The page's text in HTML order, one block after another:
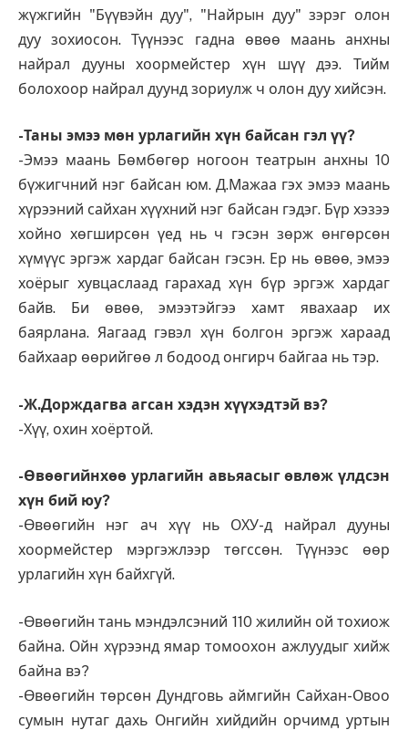
жүжгийн "Бүүвэйн дуу", "Найрын дуу" зэрэг олон
дуу зохиосон. Түүнээс гадна өвөө маань анхны
найрал дууны хоормейстер хүн шүү дээ. Тийм
болохоор найрал дуунд зориулж ч олон дуу хийсэн.
-Таны эмээ мөн урлагийн хүн байсан гэл үү?
-Эмээ маань Бөмбөгөр ногоон театрын анхны 10
бүжигчний нэг байсан юм. Д.Мажаа гэх эмээ маань
хүрээний сайхан хүүхний нэг байсан гэдэг. Бүр хэзээ
хойно хөгширсөн үед нь ч гэсэн зөрж өнгөрсөн
хүмүүс эргэж хардаг байсан гэсэн. Ер нь өвөө, эмээ
хоёрыг хувцаслаад гарахад хүн бүр эргэж хардаг
байв. Би өвөө, эмээтэйгээ хамт явахаар их
баярлана. Яагаад гэвэл хүн болгон эргэж хараад
байхаар өөрийгөө л бодоод онгирч байгаа нь тэр.
-Ж.Дорждагва агсан хэдэн хүүхэдтэй вэ?
-Хүү, охин хоёртой.
-Өвөөгийнхөө урлагийн авьяасыг өвлөж үлдсэн
хүн бий юу?
-Өвөөгийн нэг ач хүү нь ОХУ-д найрал дууны
хоормейстер мэргэжлээр төгссөн. Түүнээс өөр
урлагийн хүн байхгүй.
-Өвөөгийн тань мэндэлсэний 110 жилийн ой тохиож
байна. Ойн хүрээнд ямар томоохон ажлуудыг хийж
байна вэ?
-Өвөөгийн төрсөн Дундговь аймгийн Сайхан-Овоо
сумын нутаг дахь Онгийн хийдийн орчимд уртын